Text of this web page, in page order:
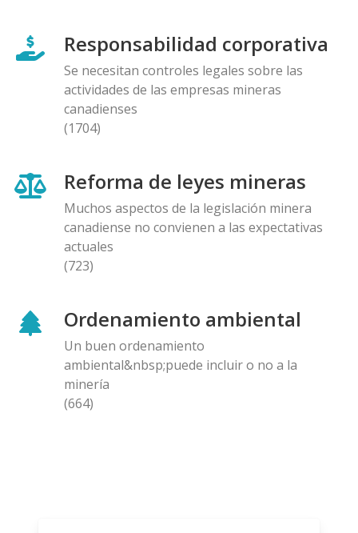
Responsabilidad corporativa
Se necesitan controles legales sobre las
actividades de las empresas mineras
canadienses
(1704)
Reforma de leyes mineras
Muchos aspectos de la legislación minera
canadiense no convienen a las expectativas
actuales
(723)
Ordenamiento ambiental
Un buen ordenamiento
ambiental&nbsp;puede incluir o no a la
minería
(664)